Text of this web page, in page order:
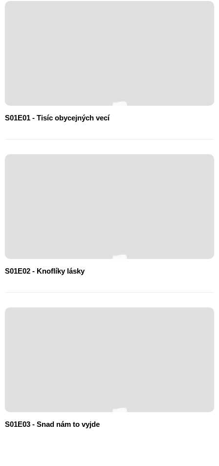
S01E01 - Tisíc obycejných vecí
S01E02 - Knoflíky lásky
S01E03 - Snad nám to vyjde